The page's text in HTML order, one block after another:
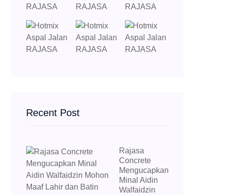
Recent Post
Rajasa
Concrete
Mengucapkan
Minal Aidin
Walfaidzin